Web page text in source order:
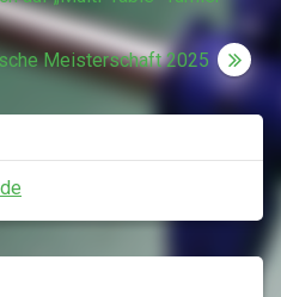
Meisterschaft 2025